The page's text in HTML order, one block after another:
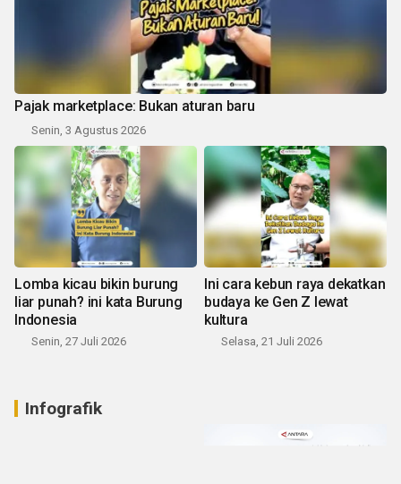
Pajak marketplace: Bukan aturan baru
Senin, 3 Agustus 2026
Lomba kicau bikin burung
liar punah? ini kata Burung
Indonesia
Senin, 27 Juli 2026
Ini cara kebun raya dekatkan
budaya ke Gen Z lewat
kultura
Selasa, 21 Juli 2026
Infografik